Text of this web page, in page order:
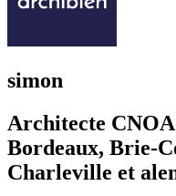
simon
Architecte
Bordeaux, Brie-
Charleville et